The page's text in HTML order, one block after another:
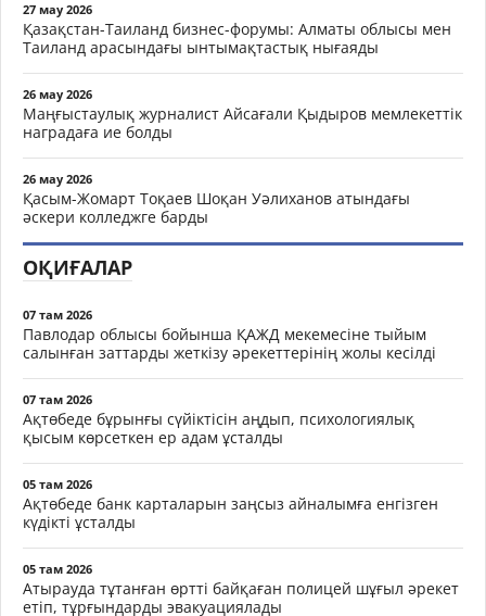
27 мау 2026
Қазақстан-Таиланд бизнес-форумы: Алматы облысы мен
Таиланд арасындағы ынтымақтастық нығаяды
26 мау 2026
Маңғыстаулық журналист Айсағали Қыдыров мемлекеттік
наградаға ие болды
26 мау 2026
Қасым-Жомарт Тоқаев Шоқан Уәлиханов атындағы
әскери колледжге барды
ОҚИҒАЛАР
07 там 2026
Павлодар облысы бойынша ҚАЖД мекемесіне тыйым
салынған заттарды жеткізу әрекеттерінің жолы кесілді
07 там 2026
Ақтөбеде бұрынғы сүйіктісін аңдып, психологиялық
қысым көрсеткен ер адам ұсталды
05 там 2026
Ақтөбеде банк карталарын заңсыз айналымға енгізген
күдікті ұсталды
05 там 2026
Атырауда тұтанған өртті байқаған полицей шұғыл әрекет
етіп, тұрғындарды эвакуациялады